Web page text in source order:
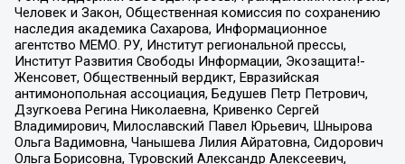
Человек и Закон, Общественная комиссия по сохранению
наследия академика Сахарова, Информационное
агентство МЕМО. РУ, Институт региональной прессы,
Институт Развития Свободы Информации, Экозащита!-
Женсовет, Общественный вердикт, Евразийская
антимонопольная ассоциация, Бедушев Петр Петрович,
Дзугкоева Регина Николаевна, Кривенко Сергей
Владимирович, Милославский Павел Юрьевич, Шнырова
Ольга Вадимовна, Чанышева Лилия Айратовна, Сидорович
Ольга Борисовна, Туровский Александр Алексеевич,